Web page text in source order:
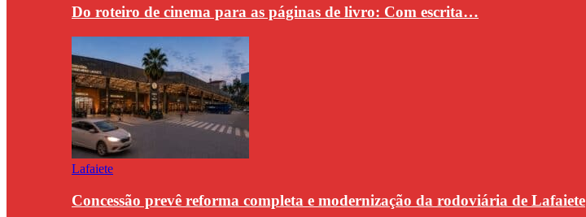
Do roteiro de cinema para as páginas de livro: Com escrita…
Lafaiete
Concessão prevê reforma completa e modernização da rodoviária de Lafaiete